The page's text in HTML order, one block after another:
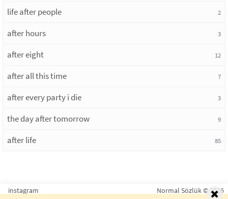
life after people 2
after hours 3
after eight 12
after all this time 7
after every party i die 3
the day after tomorrow 9
after life 85
instagram Normal Sözlük © 2026